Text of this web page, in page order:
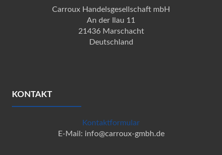
Carroux Handelsgesellschaft mbH
An der Ilau 11
21436 Marschacht
Deutschland
KONTAKT
Kontaktformular
E-Mail: info@carroux-gmbh.de